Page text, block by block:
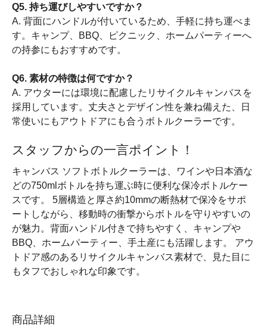
Q5. 持ち運びしやすいですか？
A. 背面にハンドルが付いているため、手軽に持ち運べま
す。キャンプ、BBQ、ピクニック、ホームパーティーへ
の持参にもおすすめです。
Q6. 素材の特徴は何ですか？
A. アウターには環境に配慮したリサイクルキャンバスを
採用しています。丈夫さとデザイン性を兼ね備えた、日
常使いにもアウトドアにも合うボトルクーラーです。
スタッフからの一言ポイント！
キャンバス ソフトボトルクーラーは、ワインや日本酒な
どの750mlボトルを持ち運ぶ時に便利な保冷ボトルケー
スです。 5層構造と厚さ約10mmの断熱材で保冷をサポ
ートしながら、移動時の衝撃からボトルを守りやすいの
が魅力。背面ハンドル付きで持ちやすく、キャンプや
BBQ、ホームパーティー、手土産にも活躍します。 アウ
トドア感のあるリサイクルキャンバス素材で、見た目に
もタフでおしゃれな印象です。
商品詳細